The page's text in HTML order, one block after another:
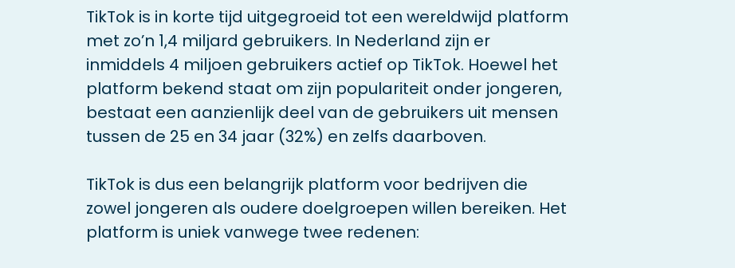
TikTok is in korte tijd uitgegroeid tot een wereldwijd platform
met zo’n 1,4 miljard gebruikers. In Nederland zijn er
inmiddels 4 miljoen gebruikers actief op TikTok. Hoewel het
platform bekend staat om zijn populariteit onder jongeren,
bestaat een aanzienlijk deel van de gebruikers uit mensen
tussen de 25 en 34 jaar (32%) en zelfs daarboven.
TikTok is dus een belangrijk platform voor bedrijven die
zowel jongeren als oudere doelgroepen willen bereiken. Het
platform is uniek vanwege twee redenen: